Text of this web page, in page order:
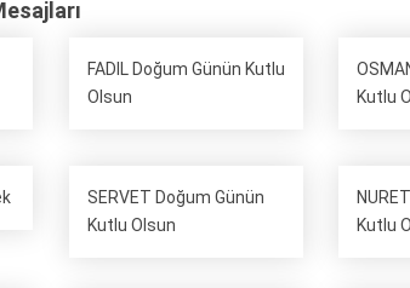
FADIL Doğum Günün Kutlu
Olsun
Kutlu
SERVET Doğum Günün
Kutlu Olsun
Kutlu